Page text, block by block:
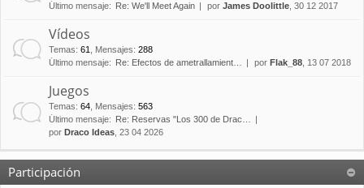
Último mensaje:
Re: We'll Meet Again por James Doolittle , 30 12 2017
Vídeos
Temas: 61 Mensajes: 288
Último mensaje:
Re: Efectos de ametrallamient… por Flak_88 , 13 07 2018
Juegos
Temas: 64 Mensajes: 563
Último mensaje:
Re: Reservas "Los 300 de Drac…
por Draco Ideas , 23 04 2026
Participación